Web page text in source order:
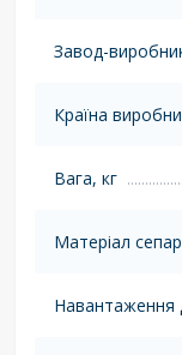
Завод-
Країна
Вага, кг
Матеріал
Навантаження